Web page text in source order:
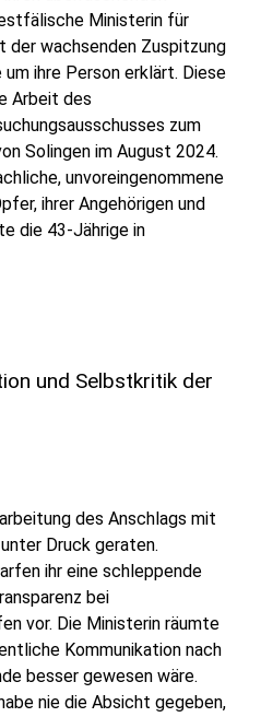
Ministerin für
der wachsenden Zuspitzung
ihre Person erklärt. Diese
Arbeit des
zum
Solingen im August 2024.
unvoreingenommene
ihrer Angehörigen und
die 43-Jährige in
und Selbstkritik der
des Anschlags mit
Druck geraten.
ihr eine schleppende
bei
vor. Die Ministerin räumte
Kommunikation nach
besser gewesen wäre.
nie die Absicht gegeben,